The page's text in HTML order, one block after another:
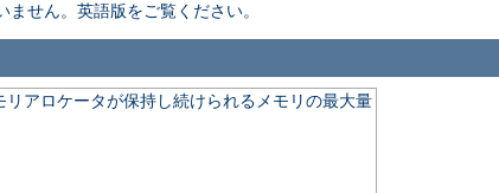
せん。英語版をご覧ください。
アロケータが保持し続けられるメモリの最大量